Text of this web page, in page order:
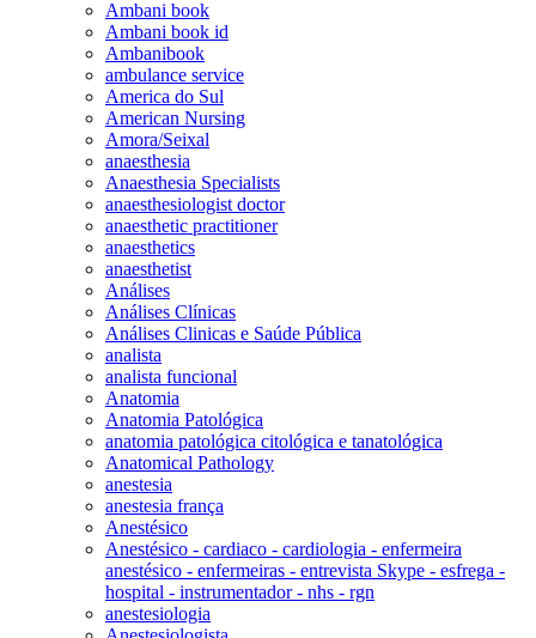
Ambani book
Ambani book id
Ambanibook
ambulance service
America do Sul
American Nursing
Amora/Seixal
anaesthesia
Anaesthesia Specialists
anaesthesiologist doctor
anaesthetic practitioner
anaesthetics
anaesthetist
Análises
Análises Clínicas
Análises Clinicas e Saúde Pública
analista
analista funcional
Anatomia
Anatomia Patológica
anatomia patológica citológica e tanatológica
Anatomical Pathology
anestesia
anestesia frança
Anestésico
Anestésico - cardiaco - cardiologia - enfermeira
anestésico - enfermeiras - entrevista Skype - esfrega -
hospital - instrumentador - nhs - rgn
anestesiologia